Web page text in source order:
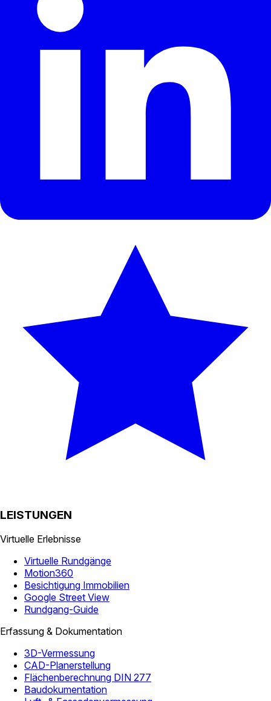
LEISTUNGEN
Virtuelle Erlebnisse
Virtuelle Rundgänge
Motion360
Besichtigung Immobilien
Google Street View
Rundgang-Guide
Erfassung & Dokumentation
3D-Vermessung
CAD-Planerstellung
Flächenberechnung DIN 277
Baudokumentation